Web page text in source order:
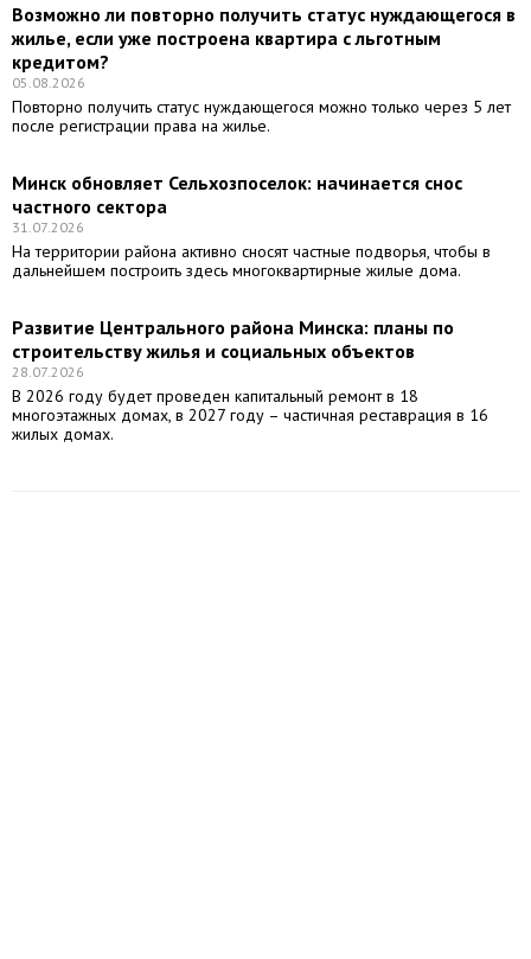
Возможно ли повторно получить статус нуждающегося в
жилье, если уже построена квартира с льготным
кредитом?
05.08.2026
Повторно получить статус нуждающегося можно только через 5 лет
после регистрации права на жилье.
Минск обновляет Сельхозпоселок: начинается снос
частного сектора
31.07.2026
На территории района активно сносят частные подворья, чтобы в
дальнейшем построить здесь многоквартирные жилые дома.
Развитие Центрального района Минска: планы по
строительству жилья и социальных объектов
28.07.2026
В 2026 году будет проведен капитальный ремонт в 18
многоэтажных домах, в 2027 году – частичная реставрация в 16
жилых домах.